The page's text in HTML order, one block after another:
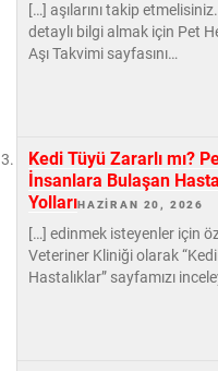
[…] aşılarını takip
detaylı bilgi almak için Pet
Aşı Takvimi sayfasını…
Kedi Tüyü Zararlı mı?
İnsanlara Bulaşan
YollarıHAZIRAN 20, 2026
[…] edinmek isteyenler için
Veteriner Kliniği olarak
Hastalıklar” sayfamızı